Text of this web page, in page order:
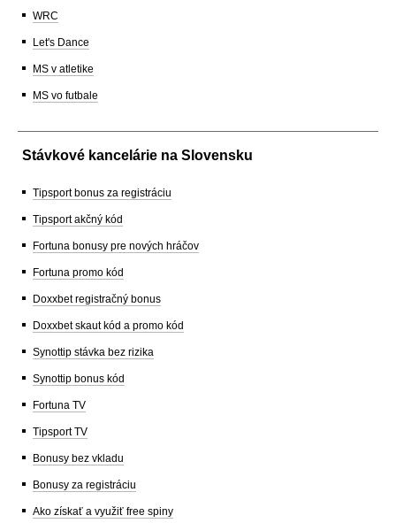
WRC
Let's Dance
MS v atletike
MS vo futbale
Stávkové kancelárie na Slovensku
Tipsport bonus za registráciu
Tipsport akčný kód
Fortuna bonusy pre nových hráčov
Fortuna promo kód
Doxxbet registračný bonus
Doxxbet skaut kód a promo kód
Synottip stávka bez rizika
Synottip bonus kód
Fortuna TV
Tipsport TV
Bonusy bez vkladu
Bonusy za registráciu
Ako získať a využiť free spiny